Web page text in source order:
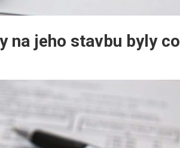
na jeho stavbu byly co